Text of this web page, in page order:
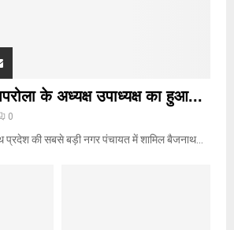
के अध्यक्ष उपाध्यक्ष का हुआ...
0
की सबसे बड़ी नगर पंचायत में शामिल बैजनाथ...